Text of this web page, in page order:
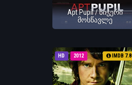
Apt Pupil / ნიჭერი
მოსწავლე
HD 2012 IMDB 7.8